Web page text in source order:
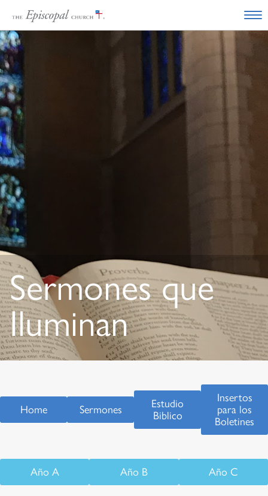
Sermones que
Iluminan
Home Sermones
Estudio
Biblico
Insertos
para los
Boletines
Año A Año B Año C